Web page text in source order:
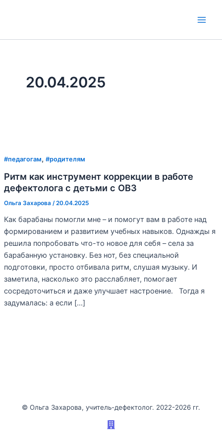
20.04.2025
#педагогам, #родителям
Ритм как инструмент коррекции в работе
дефектолога с детьми с ОВЗ
Ольга Захарова /20.04.2025
Как барабаны помогли мне – и помогут вам в работе над
формированием и развитием учебных навыков. Однажды я
решила попробовать что-то новое для себя – села за
барабанную установку. Без нот, без специальной
подготовки, просто отбивала ритм, слушая музыку. И
заметила, насколько это расслабляет, помогает
сосредоточиться и даже улучшает настроение. Тогда я
задумалась: а если […]
©️ Ольга Захарова, учитель-дефектолог. 2022-2026 гг.